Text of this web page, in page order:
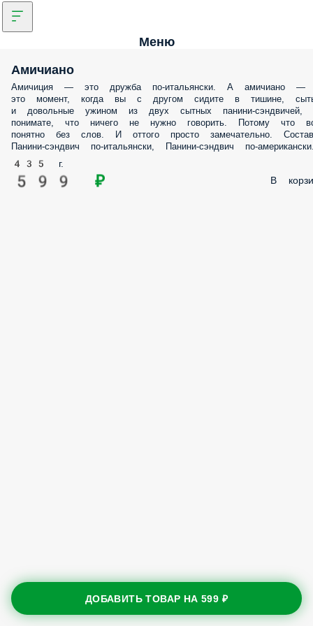
Меню
Амичиано
Амичиция — это дружба по-итальянски. А амичиано —
это момент, когда вы с другом сидите в тишине,
и довольные ужином из двух сытных панини-сэндвичей,
понимате, что ничего не нужно говорить. Потому что
понятно без слов. И оттого просто замечательно. Состав
Панини-сэндвич по-итальянски, Панини-сэндвич по-
435 г.
599 ₽ В
ДОБАВИТЬ ТОВАР НА599 ₽